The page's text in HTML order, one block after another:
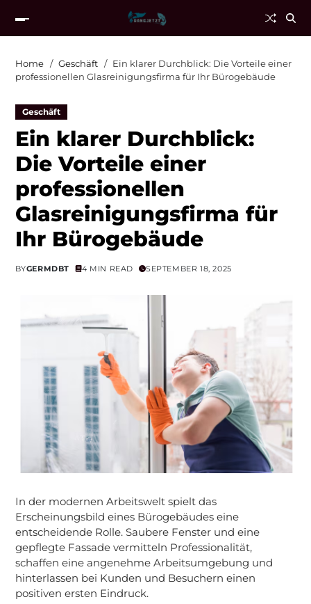
Home Geschäft
Ein klarer Durchblick: Die Vorteile einer
professionellen Glasreinigungsfirma für Ihr Bürogebäude
Geschäft
Ein klarer Durchblick:
Die Vorteile einer
professionellen
Glasreinigungsfirma für
Ihr Bürogebäude
BYGERMDBT 4 MIN READ SEPTEMBER 18, 2025
In der modernen Arbeitswelt spielt das
Erscheinungsbild eines Bürogebäudes eine
entscheidende Rolle. Saubere Fenster und eine
gepflegte Fassade vermitteln Professionalität,
schaffen eine angenehme Arbeitsumgebung und
hinterlassen bei Kunden und Besuchern einen
positiven ersten Eindruck.